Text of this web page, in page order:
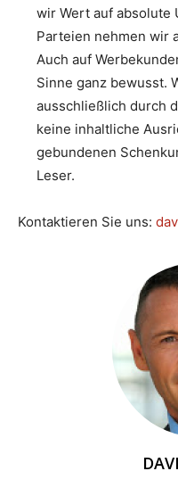
wir Wert auf absolute
Parteien nehmen wir
Auch auf
Sinne ganz bewusst.
ausschließlich durch
keine inhaltliche
gebundenen
Leser.
Kontaktieren Sie uns: